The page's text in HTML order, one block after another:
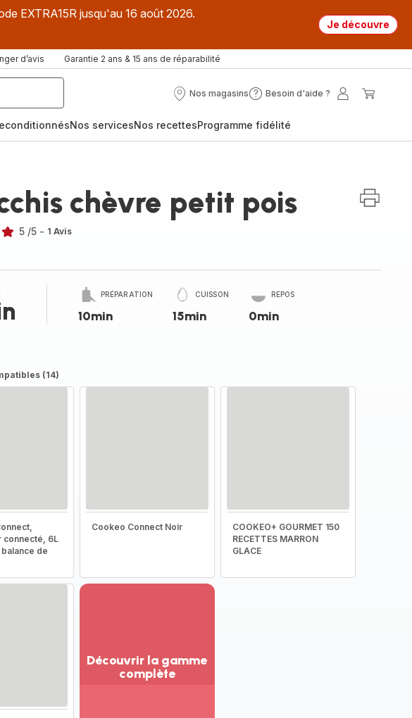
EXTRA15R jusqu'au 16 août 2026.
Je découvre
d’avis Garantie 2 ans & 15 ans de réparabilité
Nos magasins
Nos
Besoin d'aide ?
Besoin
?
Mon
Nos servicesNos recettesProgramme fidélité
chèvre petit pois
5 /5 - 1 Avis
PRÉPARATION
10min
CUISSON
15min
REPOS
0min
(14)
connecté, 6L
de
Cookeo Connect Noir
COOKEO+ GOURMET 150
RECETTES MARRON
GLACE
Découvrir la gamme
complète